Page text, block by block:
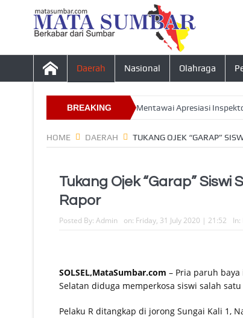
Daerah Nasional Olahraga
BREAKING
NEWS
Tahun 2026, Ketua DPRD Mentawai Apresiasi Inspektorat
HOME DAERAH TUKANG OJEK “GARAP”
Tukang Ojek “Garap”
Rapor
Posted By: Admin on: Friday, 31 July 2020 | 21:52 In:
SOLSEL,MataSumbar.com – Pria paruh
Selatan diduga memperkosa siswi salah satu
Pelaku R ditangkap di jorong Sungai Kali 1,